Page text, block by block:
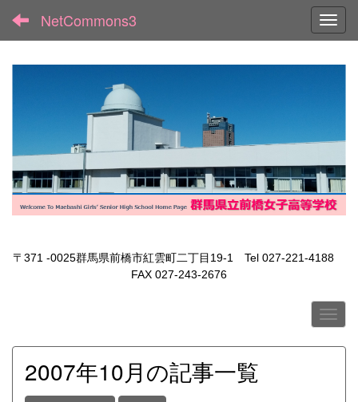
NetCommons3
〒371 -0025群馬県前橋市紅雲町二丁目19-1 Tel 027-221-4188
FAX 027-243-2676
2007年10月の記事一覧